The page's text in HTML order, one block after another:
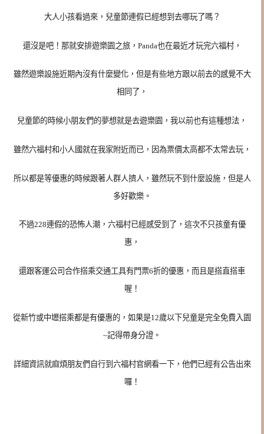
大人小孩看過來，兒童節連假已經想到去哪玩了嗎？
還沒是吧！那就安排遊樂園之旅，Panda也在最近才玩完六福村，
雖然遊樂設施近期內沒有什麼變化，但是有些地方跟以前去的感覺不大
相同了，
兒童節的時候小朋友們的夢想就是去遊樂園，我以前也有這種想法，
雖然六福村和小人國就在我家附近而已，因為票價太高都不太常去玩，
所以都是等優惠的時候跟著人群人擠人，雖然玩不到什麼設施，但是人
多好歡樂。
不過228連假的恐怖人潮，六福村已經感受到了，這次不只孩童有優
惠，
還跟客運公司合作搭乘交通工具有門票6折的優惠，而且是搭直搭車
喔！
從新竹或中壢搭乘都是有優惠的，如果是12歲以下兒童是完全免費入園
~記得帶身分證。
詳細資訊就麻煩朋友們自行到六福村官網看一下，他們已經有公告出來
囉！